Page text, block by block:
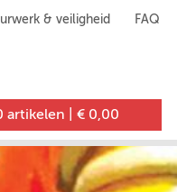
& veiligheid FAQ
artikelen € 0,00